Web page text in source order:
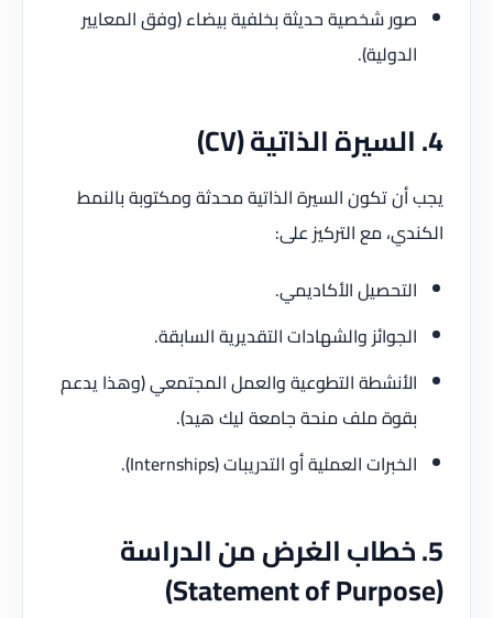
صور شخصية حديثة بخلفية بيضاء (وفق المعايير
الدولية).
4. السيرة الذاتية (CV)
يجب أن تكون السيرة الذاتية محدثة ومكتوبة بالنمط
الكندي، مع التركيز على:
التحصيل الأكاديمي.
الجوائز والشهادات التقديرية السابقة.
الأنشطة التطوعية والعمل المجتمعي (وهذا يدعم
بقوة ملف منحة جامعة ليك هيد).
الخبرات العملية أو التدريبات (Internships).
5. خطاب الغرض من الدراسة
(Statement of Purpose)